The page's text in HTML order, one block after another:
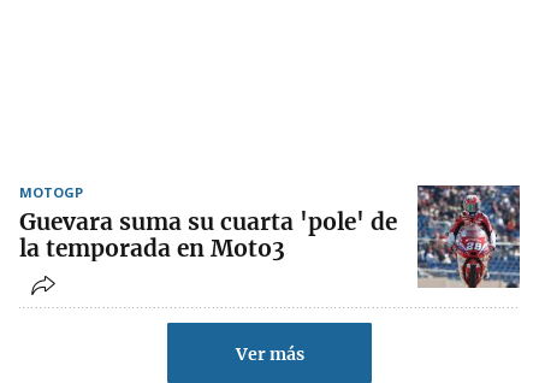
MOTOGP
Guevara suma su cuarta 'pole' de
la temporada en Moto3
Ver más